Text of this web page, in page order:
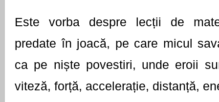
Este vorba despre lecții de
predate în joacă, pe care micul
ca pe niște povestiri, unde eroii
viteză, forță, accelerație, distanță,